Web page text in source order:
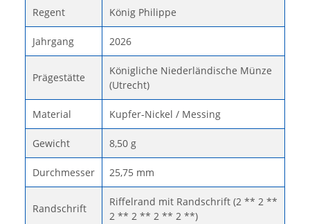
Regent König Philippe
Jahrgang 2026
Prägestätte
Königliche Niederländische Münze
(Utrecht)
Material Kupfer-Nickel / Messing
Gewicht 8,50 g
Durchmesser 25,75 mm
Randschrift
Riffelrand mit Randschrift (2 ** 2 **
2 ** 2 ** 2 ** 2 **)